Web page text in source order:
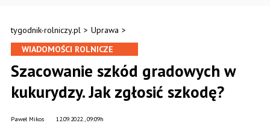
tygodnik-rolniczy.pl > Uprawa >
WIADOMOŚCI ROLNICZE
Szacowanie szkód gradowych w
kukurydzy. Jak zgłosić szkodę?
12.09.2022., 09:09h
Paweł Mikos